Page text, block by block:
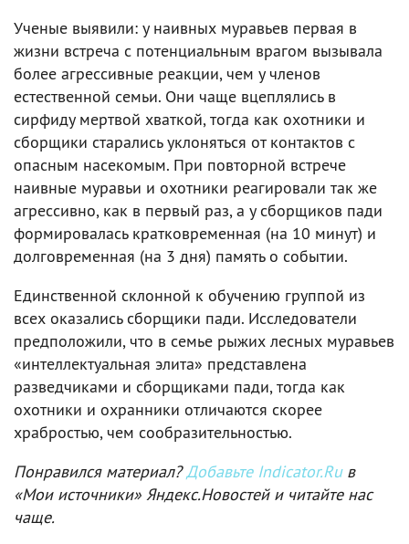
Ученые выявили: у наивных муравьев первая в
жизни встреча с потенциальным врагом вызывала
более агрессивные реакции, чем у членов
естественной семьи. Они чаще вцеплялись в
сирфиду мертвой хваткой, тогда как охотники и
сборщики старались уклоняться от контактов с
опасным насекомым. При повторной встрече
наивные муравьи и охотники реагировали так же
агрессивно, как в первый раз, а у сборщиков пади
формировалась кратковременная (на 10 минут) и
долговременная (на 3 дня) память о событии.
Единственной склонной к обучению группой из
всех оказались сборщики пади. Исследователи
предположили, что в семье рыжих лесных муравьев
«интеллектуальная элита» представлена
разведчиками и сборщиками пади, тогда как
охотники и охранники отличаются скорее
храбростью, чем сообразительностью.
Понравился материал?Добавьте Indicator.Ruв
«Мои источники» Яндекс.Новостей и читайте нас
чаще.